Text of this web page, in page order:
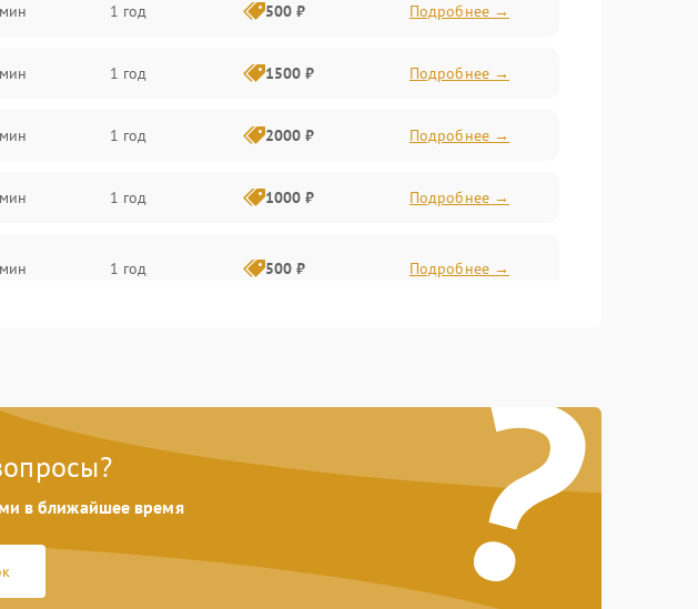
1 год 500 ₽ Подробнее →
1 год 1500 ₽ Подробнее →
1 год 2000 ₽ Подробнее →
1 год 1000 ₽ Подробнее →
1 год 500 ₽ Подробнее →
мин Подробнее →
Подробнее →
1 год Подробнее →
?
в ближайшее время